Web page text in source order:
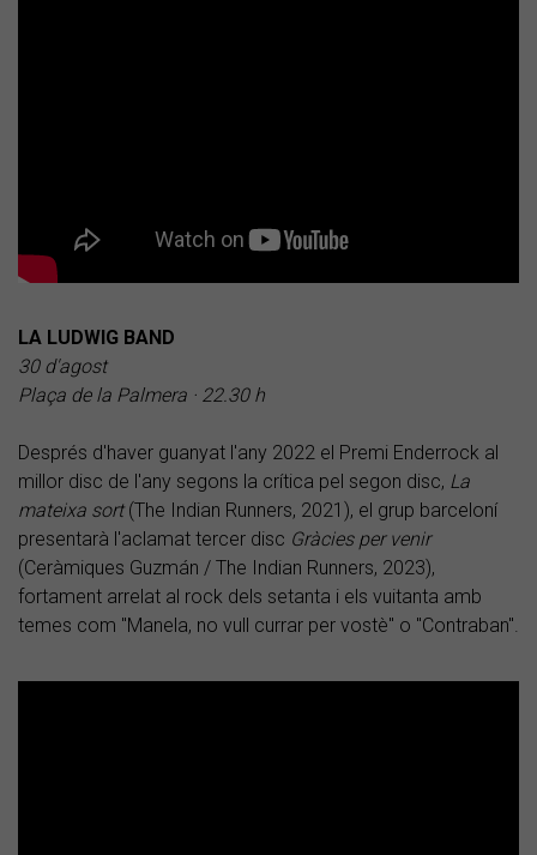
LA LUDWIG BAND
30 d'agost
Plaça de la Palmera · 22.30 h
Després d'haver guanyat l'any 2022 el Premi Enderrock al
millor disc de l'any segons la crítica pel segon disc, La
mateixa sort(The Indian Runners, 2021), el grup barceloní
presentarà l'aclamat tercer disc Gràcies per venir
(Ceràmiques Guzmán / The Indian Runners, 2023),
fortament arrelat al rock dels setanta i els vuitanta amb
temes com "Manela, no vull currar per vostè" o "Contraban".